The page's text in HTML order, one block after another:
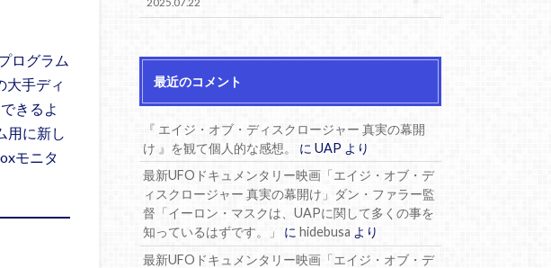
ログラム
大手ディ
きるよ
用に新し
モニタ
2025.07.22
最近のコメント
『 エイジ・オブ・ディスクロージャー 真実の幕開
け 』を観て個人的な感想。
にUAP より
最新UFOドキュメンタリー映画「エイジ・オブ・デ
ィスクロージャー 真実の幕開け」ダン・ファラー監
督「イーロン・マスクは、UAPに関して多くの事を
知っているはずです。」
にhidebusa より
最新UFOドキュメンタリー映画「エイジ・オブ・デ